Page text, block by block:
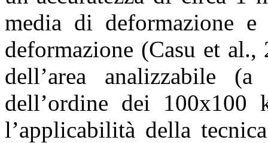
media di deformazione
deformazione (Casu et
dell’area analizzabile
dell’ordine dei 100x100
l’applicabilità della